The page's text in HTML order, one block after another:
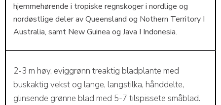
hjemmehørende i tropiske regnskoger i nordlige og
nordøstlige deler av Queensland og Nothern Territory I
Australia, samt New Guinea og Java I Indonesia.
2-3 m høy, eviggrønn treaktig bladplante med
buskaktig vekst og lange, langstilka, hånddelte,
glinsende grønne blad med 5-7 tilspissete småblad.